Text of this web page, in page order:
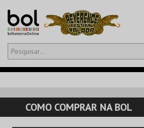
Olá,iniciar sessão
CARRINHO
EVENTOS
COMO COMPRAR NA BOL